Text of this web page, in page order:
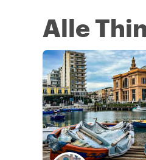
Alle